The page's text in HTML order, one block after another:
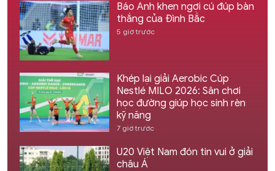
Báo Anh khen ngợi cú đúp bàn
thắng của Đình Bắc
5 giờ trước
Khép lại giải Aerobic Cúp
Nestlé MILO 2026: Sân chơi
học đường giúp học sinh rèn
kỹ năng
7 giờ trước
U20 Việt Nam đón tin vui ở giải
châu Á